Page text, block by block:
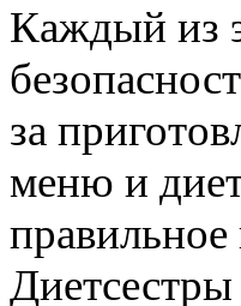
Каждый из
за
меню и